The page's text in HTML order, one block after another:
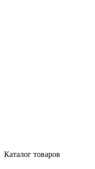
Каталог товаров